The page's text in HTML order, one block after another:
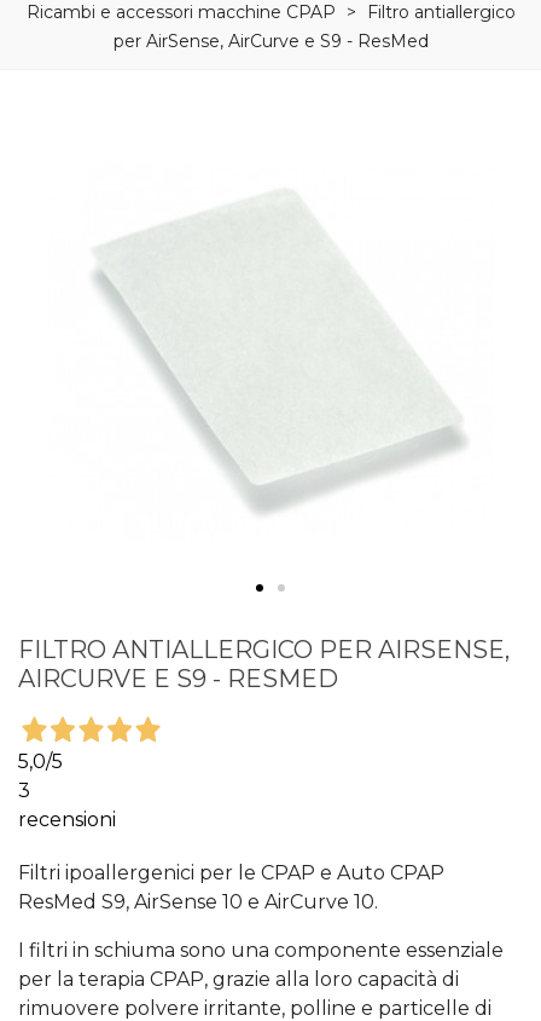
Ricambi e accessori macchine CPAP
>
Filtro antiallergico
per AirSense, AirCurve e S9 - ResMed
FILTRO ANTIALLERGICO PER AIRSENSE,
AIRCURVE E S9 - RESMED
5,0/5
3
recensioni
Filtri ipoallergenici per le CPAP e Auto CPAP
ResMed S9, AirSense 10 e AirCurve 10.
I filtri in schiuma sono una componente essenziale
per la terapia CPAP, grazie alla loro capacità di
rimuovere polvere irritante, polline e particelle di